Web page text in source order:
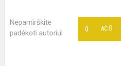
Nepamirškite
padėkoti autoriui
AČIŪ
0